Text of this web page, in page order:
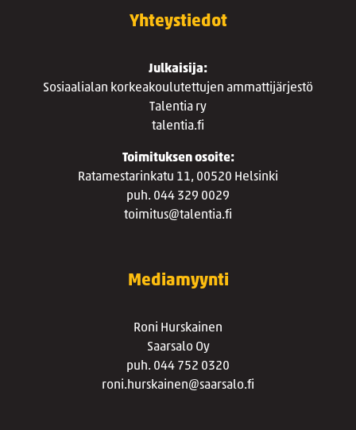
Yhteystiedot
Julkaisija:
Sosiaalialan korkeakoulutettujen ammattijärjestö
Talentia ry
talentia.fi
Toimituksen osoite:
Ratamestarinkatu 11, 00520 Helsinki
puh. 044 329 0029
toimitus@talentia.fi
Mediamyynti
Roni Hurskainen
Saarsalo Oy
puh. 044 752 0320
roni.hurskainen@saarsalo.fi